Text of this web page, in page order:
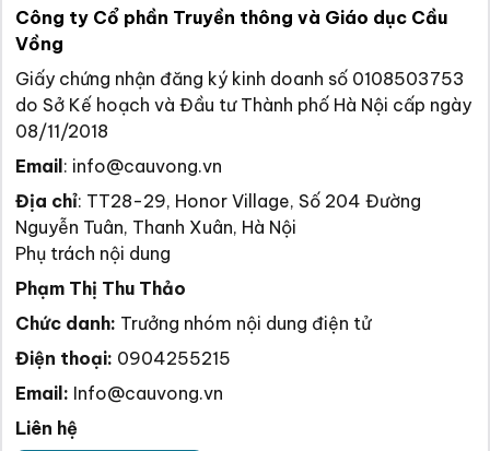
Công ty Cổ phần Truyền thông và Giáo dục Cầu
Vồng
Giấy chứng nhận đăng ký kinh doanh số 0108503753
do Sở Kế hoạch và Đầu tư Thành phố Hà Nội cấp ngày
08/11/2018
Email : info@cauvong.vn
Địa chỉ: TT28-29, Honor Village, Số 204 Đường
Nguyễn Tuân, Thanh Xuân, Hà Nội
Phụ trách nội dung
Phạm Thị Thu Thảo
Chức danh: Trưởng nhóm nội dung điện tử
Điện thoại: 0904255215
Email: Info@cauvong.vn
Liên hệ